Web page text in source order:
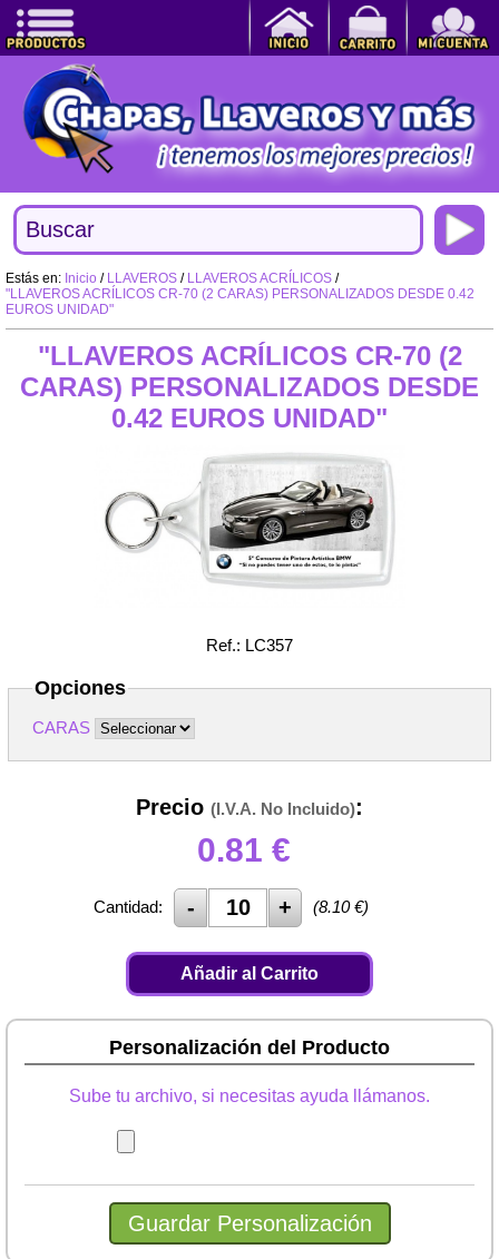
Estás en: Inicio / LLAVEROS / LLAVEROS ACRÍLICOS /
"LLAVEROS ACRÍLICOS CR-70 (2 CARAS) PERSONALIZADOS DESDE 0.42
EUROS UNIDAD"
"LLAVEROS ACRÍLICOS CR-70 (2
CARAS) PERSONALIZADOS DESDE
0.42 EUROS UNIDAD"
Ref.: LC357
Opciones
CARAS
Precio (I.V.A. No Incluido):
0.81 €
Cantidad: (8.10€)
Añadir al Carrito
Personalización del Producto
Sube tu archivo, si necesitas ayuda llámanos.